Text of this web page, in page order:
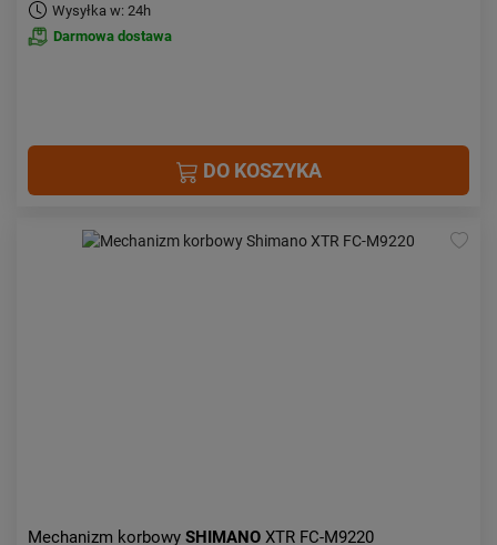
Wysyłka w: 24h
Darmowa dostawa
DO KOSZYKA
Mechanizm korbowy SHIMANO XTR FC-M9220